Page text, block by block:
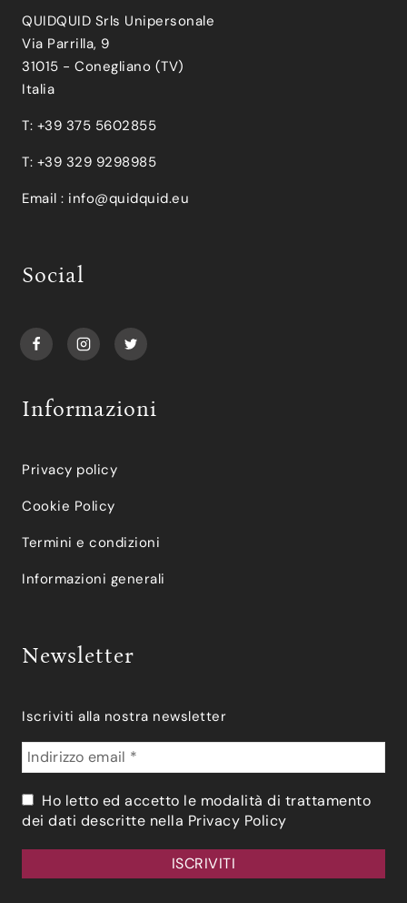
QUIDQUID Srls Unipersonale
Via Parrilla, 9
31015 - Conegliano (TV)
Italia
T: +39 375 5602855
T: +39 329 9298985
Email : info@quidquid.eu
Social
Informazioni
Privacy policy
Cookie Policy
Termini e condizioni
Informazioni generali
Newsletter
Iscriviti alla nostra newsletter
Ho letto ed accetto le modalità di trattamento
dei dati descritte nella Privacy Policy